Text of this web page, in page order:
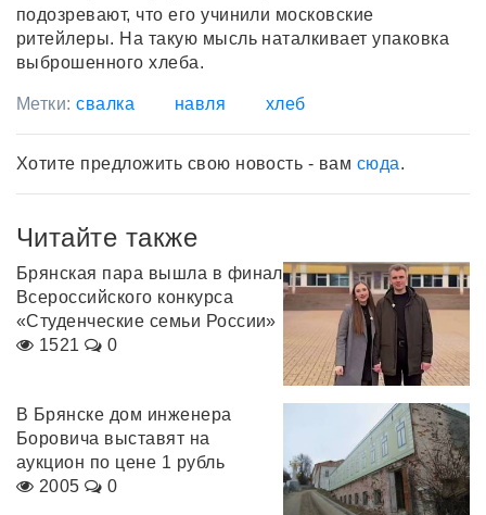
подозревают, что его учинили московские
ритейлеры. На такую мысль наталкивает упаковка
выброшенного хлеба.
Метки:свалка навля хлеб
Хотите предложить свою новость - вам сюда.
Читайте также
Брянская пара вышла в финал
Всероссийского конкурса
«Студенческие семьи России»
1521
0
В Брянске дом инженера
Боровича выставят на
аукцион по цене 1 рубль
2005
0